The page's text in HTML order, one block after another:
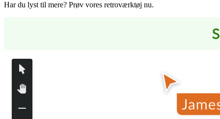
Har du lyst til mere? Prøv vores retroværktøj nu.